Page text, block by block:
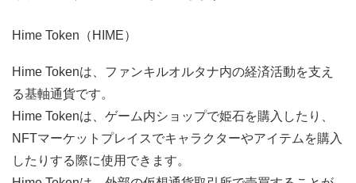
Hime Token（HIME）
Hime Tokenは、ファンキルオルタナ内の経済活動を支え
る基軸通貨です。
Hime Tokenは、ゲーム内ショップで姫石を購入したり、
NFTマーケットプレイスでキャラクターやアイテムを購入
したりする際に使用できます。